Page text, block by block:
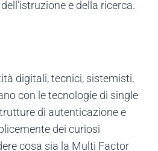
e della ricerca.
digitali, tecnici, sistemisti,
con le tecnologie di single
di autenticazione e
dei curiosi
cosa sia la Multi Factor